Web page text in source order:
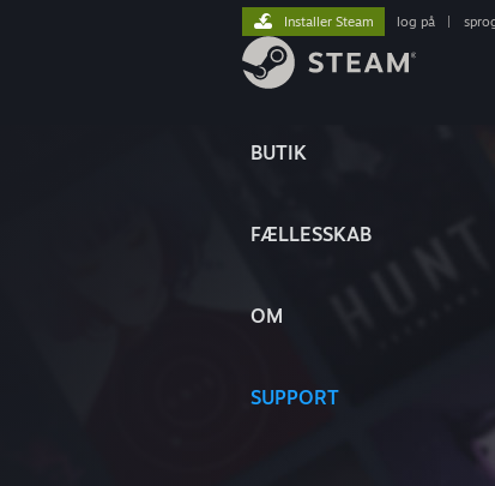
BUTIK
FÆLLESSKAB
OM
SUPPORT
Installer Steam log på